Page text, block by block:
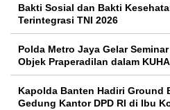
Bakti Sosial dan Bakti
Terintegrasi TNI 2026
Polda Metro Jaya Gelar
Objek Praperadilan dalam
Kapolda Banten Hadiri Ground
Gedung Kantor DPD RI di Ibu